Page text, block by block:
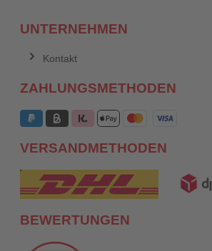
UNTERNEHMEN
Kontakt
ZAHLUNGSMETHODEN
VERSANDMETHODEN
BEWERTUNGEN